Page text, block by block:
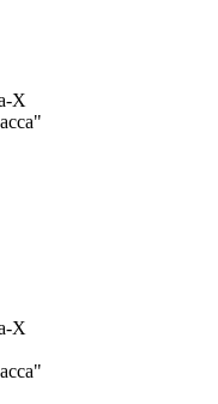
X
X